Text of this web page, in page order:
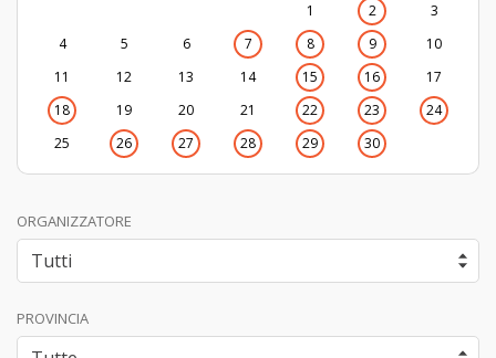
1
2
3
4
5 6 7 8 9
10
11
12 13 14 15 16
17
18
19 20 21 22 23
24
25
26 27 28 29 30
ORGANIZZATORE
PROVINCIA